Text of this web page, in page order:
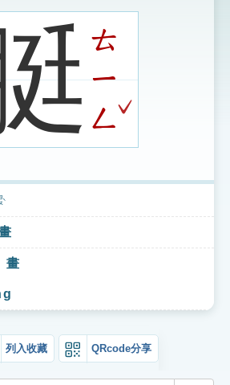
示
ㄊ
ㄧ
ㄥ
ˇ
ㄖㄡˋ
畫
列入收藏 QRcode分享